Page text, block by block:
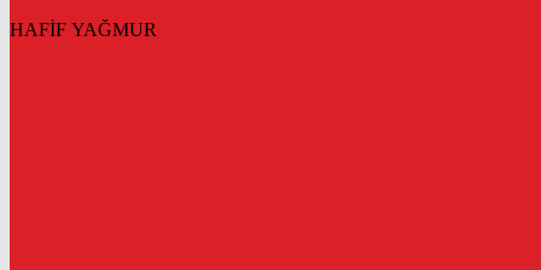
HAFİF YAĞMUR